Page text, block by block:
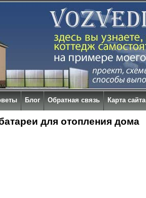
для отопления дома
Блог Обратная связь Карта сайта